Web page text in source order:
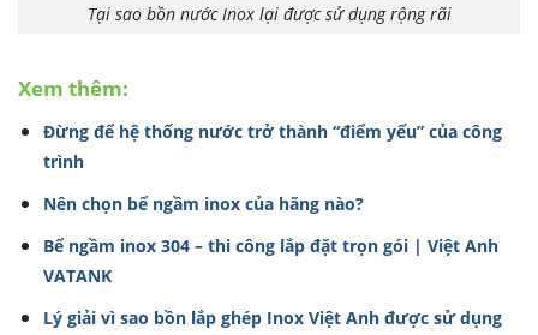
Tại sao bồn nước Inox lại được sử dụng rộng rãi
Xem thêm:
Đừng để hệ thống nước trở thành “điểm yếu” của công
trình
Nên chọn bể ngầm inox của hãng nào?
Bể ngầm inox 304 – thi công lắp đặt trọn gói | Việt Anh
VATANK
Lý giải vì sao bồn lắp ghép Inox Việt Anh được sử dụng